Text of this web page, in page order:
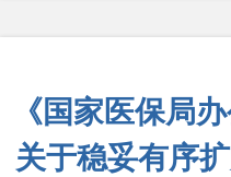
《国家医保局
关于稳妥有序